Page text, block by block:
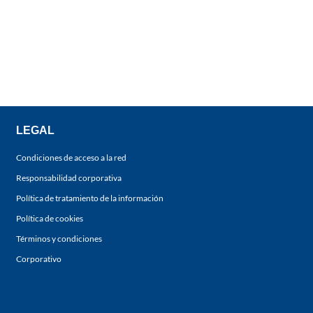
LEGAL
Condiciones de acceso a la red
Responsabilidad corporativa
Política de tratamiento de la información
Política de cookies
Términos y condiciones
Corporativo